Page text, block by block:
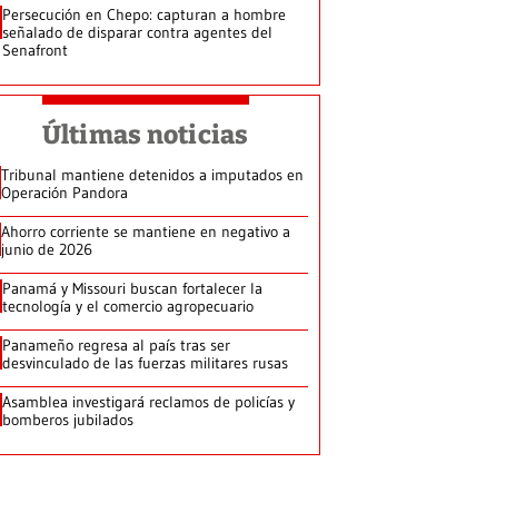
Persecución en Chepo: capturan a hombre
señalado de disparar contra agentes del
Senafront
Últimas noticias
Tribunal mantiene detenidos a imputados en
Operación Pandora
Ahorro corriente se mantiene en negativo a
junio de 2026
Panamá y Missouri buscan fortalecer la
tecnología y el comercio agropecuario
Panameño regresa al país tras ser
desvinculado de las fuerzas militares rusas
Asamblea investigará reclamos de policías y
bomberos jubilados